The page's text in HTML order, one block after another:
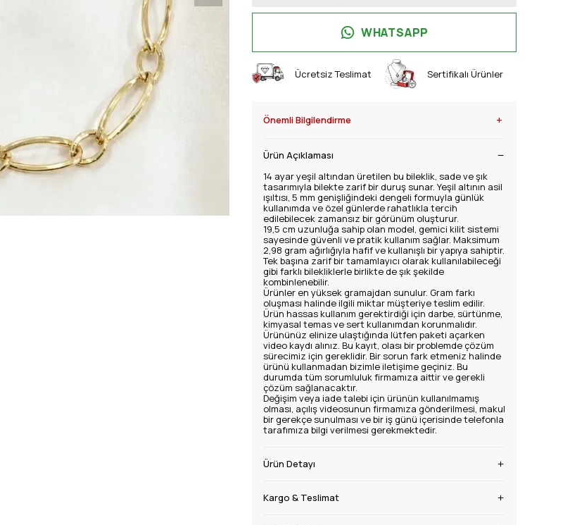
WHATSAPP
Ücretsiz Teslimat Sertifikalı Ürünler
Önemli Bilgilendirme +
Ürün Açıklaması
14 ayar yeşil altından üretilen bu bileklik, sade ve şık
tasarımıyla bilekte zarif bir duruş sunar. Yeşil altının asil
ışıltısı, 5 mm genişliğindeki dengeli formuyla günlük
kullanımda ve özel günlerde rahatlıkla tercih
edilebilecek zamansız bir görünüm oluşturur.
19,5 cm uzunluğa sahip olan model, gemici kilit sistemi
sayesinde güvenli ve pratik kullanım sağlar. Maksimum
2,98 gram ağırlığıyla hafif ve kullanışlı bir yapıya sahiptir.
Tek başına zarif bir tamamlayıcı olarak kullanılabileceği
gibi farklı bilekliklerle birlikte de şık şekilde
kombinlenebilir.
Ürünler en yüksek gramajdan sunulur. Gram farkı
oluşması halinde ilgili miktar müşteriye teslim edilir.
Ürün hassas kullanım gerektirdiği için darbe, sürtünme,
kimyasal temas ve sert kullanımdan korunmalıdır.
Ürününüz elinize ulaştığında lütfen paketi açarken
video kaydı alınız. Bu kayıt, olası bir problemde çözüm
sürecimiz için gereklidir. Bir sorun fark etmeniz halinde
ürünü kullanmadan bizimle iletişime geçiniz. Bu
durumda tüm sorumluluk firmamıza aittir ve gerekli
çözüm sağlanacaktır.
Değişim veya iade talebi için ürünün kullanılmamış
olması, açılış videosunun firmamıza gönderilmesi, makul
bir gerekçe sunulması ve bir iş günü içerisinde telefonla
tarafımıza bilgi verilmesi gerekmektedir.
Ürün Detayı
Kargo & Teslimat